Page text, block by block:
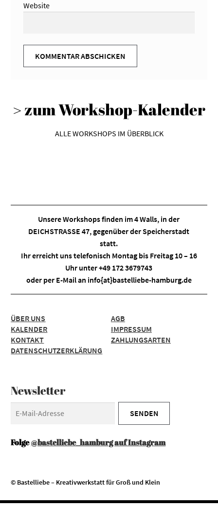
Website
> zum Workshop-Kalender
ALLE WORKSHOPS IM ÜBERBLICK
Unsere Workshops finden im4 Walls, in der
DEICHSTRASSE 47, gegenüber der Speicherstadt
statt.
Ihr erreicht uns telefonisch Montag bis Freitag 10 – 16
Uhr unter +49 172 3679743
oder per E-Mail an info{at}bastelliebe-hamburg.de
ÜBER UNS
KALENDER
KONTAKT
DATENSCHUTZERKLÄRUNG
AGB
IMPRESSUM
ZAHLUNGSARTEN
Newsletter
Folge@bastelliebe_hamburg auf Instagram
© Bastelliebe – Kreativwerkstatt für Groß und Klein